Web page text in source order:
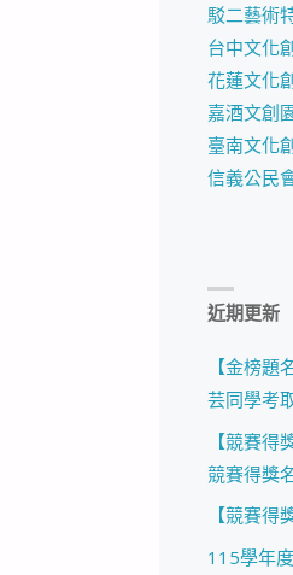
駁二藝術
台中文化
花蓮文化
嘉酒文創
臺南文化
信義公民
近期更新
【金榜
芸同學考
【競賽
競賽得獎
【競賽
115學年